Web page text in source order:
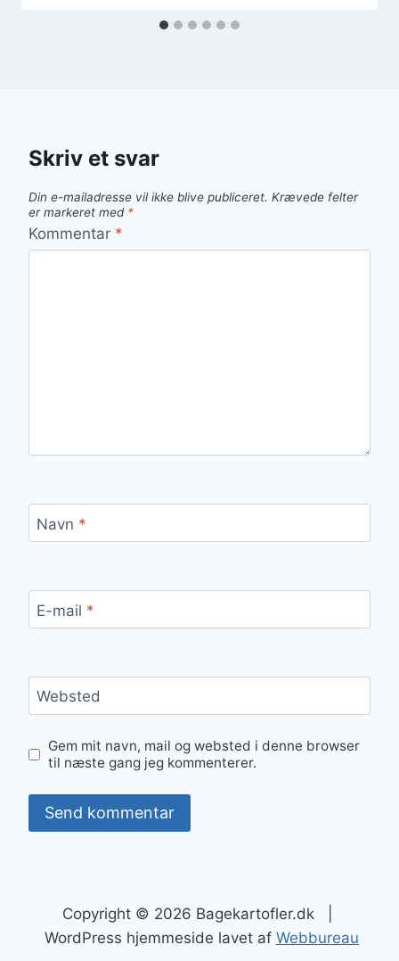
Skriv et svar
Din e-mailadresse vil ikke blive publiceret. Krævede felter
er markeret med *
Kommentar *
Navn *
E-mail *
Websted
Gem mit navn, mail og websted i denne browser
til næste gang jeg kommenterer.
Copyright © 2026 Bagekartofler.dk |
WordPress hjemmeside lavet af Webbureau